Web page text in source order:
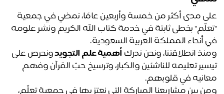
على مدى أكثر من خمسة وأربعين عامًا، نمضي في جمعية
"تعلّم" بخطى ثابتة في خدمة كتاب الله الكريم ونشر علومه
أنحاء المملكة العربية السعودية.
انطلاقتنا، ونحن ندركأهمية علم التجويد
ونحرص على
تيسير تعليمه للناشئين والكبار، وترسيخ حبّ القرآن وفهم
في قلوبهم.